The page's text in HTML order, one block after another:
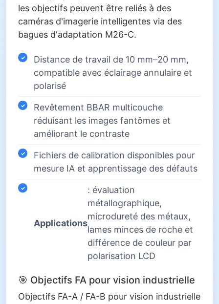
les objectifs peuvent être reliés à des
caméras d'imagerie intelligentes via des
bagues d'adaptation M26-C.
Distance de travail de 10 mm–20 mm,
compatible avec éclairage annulaire et
polarisé
Revêtement BBAR multicouche
réduisant les images fantômes et
améliorant le contraste
Fichiers de calibration disponibles pour
mesure IA et apprentissage des défauts
Applications
: évaluation
métallographique,
microdureté des métaux,
lames minces de roche et
différence de couleur par
polarisation LCD
🎯 Objectifs FA pour vision industrielle
Objectifs FA-A / FA-B pour vision industrielle